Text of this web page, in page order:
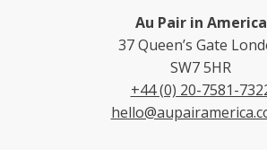
Au Pair in America
37 Queen’s Gate
SW7 5HR
+44 (0) 20-7581-